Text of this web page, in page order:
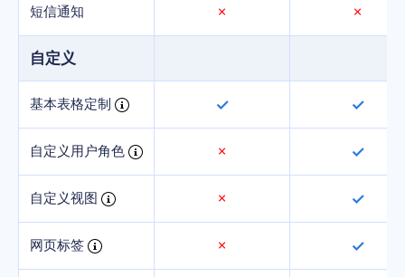
短信通知 ✗ ✗
自定义
基本表格定制 ✓ ✓
自定义用户角色 ✗ ✓
自定义视图 ✗ ✓
网页标签 ✗ ✓